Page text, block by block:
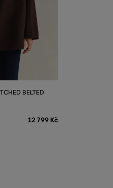
BELTED
12 799 Kč